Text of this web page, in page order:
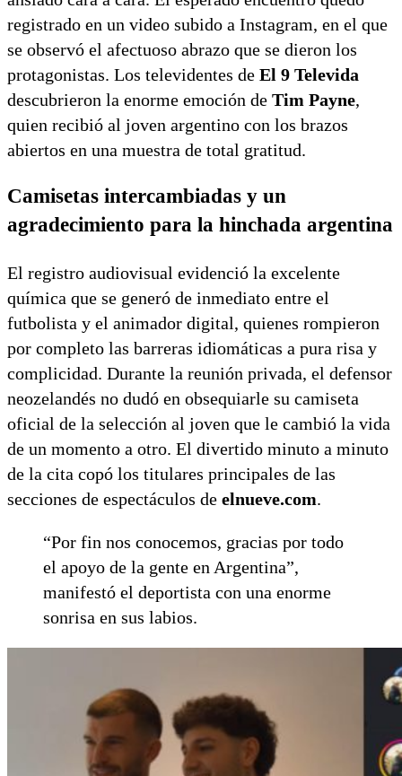
registrado en un video subido a Instagram, en el que
se observó el afectuoso abrazo que se dieron los
protagonistas. Los televidentes de El 9 Televida
descubrieron la enorme emoción de Tim Payne,
quien recibió al joven argentino con los brazos
abiertos en una muestra de total gratitud.
Camisetas intercambiadas y un
agradecimiento para la hinchada argentina
El registro audiovisual evidenció la excelente
química que se generó de inmediato entre el
futbolista y el animador digital, quienes rompieron
por completo las barreras idiomáticas a pura risa y
complicidad. Durante la reunión privada, el defensor
neozelandés no dudó en obsequiarle su camiseta
oficial de la selección al joven que le cambió la vida
de un momento a otro. El divertido minuto a minuto
de la cita copó los titulares principales de las
secciones de espectáculos de elnueve.com.
“Por fin nos conocemos, gracias por todo
el apoyo de la gente en Argentina”,
manifestó el deportista con una enorme
sonrisa en sus labios.